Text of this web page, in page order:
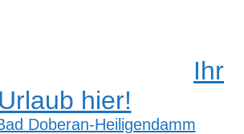
Ihr
Urlaub hier!
Doberan-Heiligendamm